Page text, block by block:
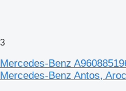
3
Mercedes-Benz
Mercedes-Benz Antos,